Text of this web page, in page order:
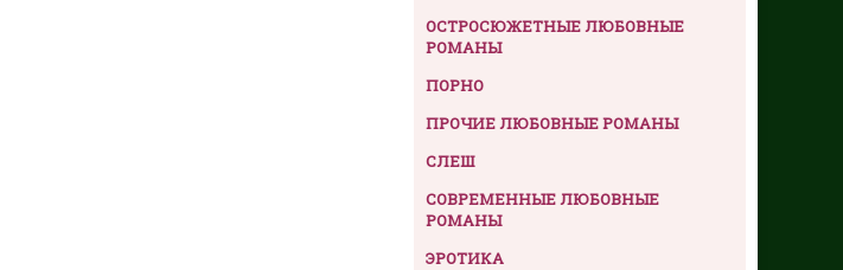
ОСТРОСЮЖЕТНЫЕ ЛЮБОВНЫЕ
РОМАНЫ
ПОРНО
ПРОЧИЕ ЛЮБОВНЫЕ РОМАНЫ
СЛЕШ
СОВРЕМЕННЫЕ ЛЮБОВНЫЕ
РОМАНЫ
ЭРОТИКА